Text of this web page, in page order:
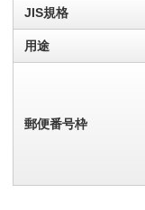
JIS規格
用途
郵便番号枠